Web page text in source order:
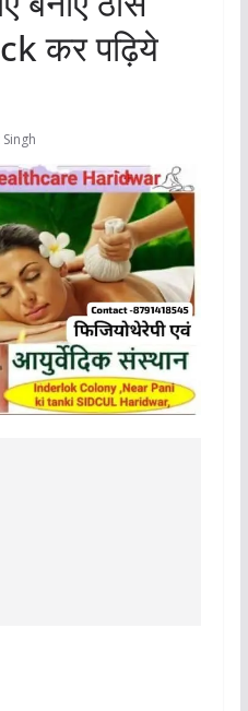
कर पढ़िये